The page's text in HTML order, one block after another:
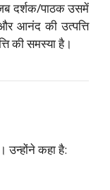
दर्शक/पाठक उसमें
आनंद की उत्पत्ति
की समस्या है।
उन्होंने कहा है: